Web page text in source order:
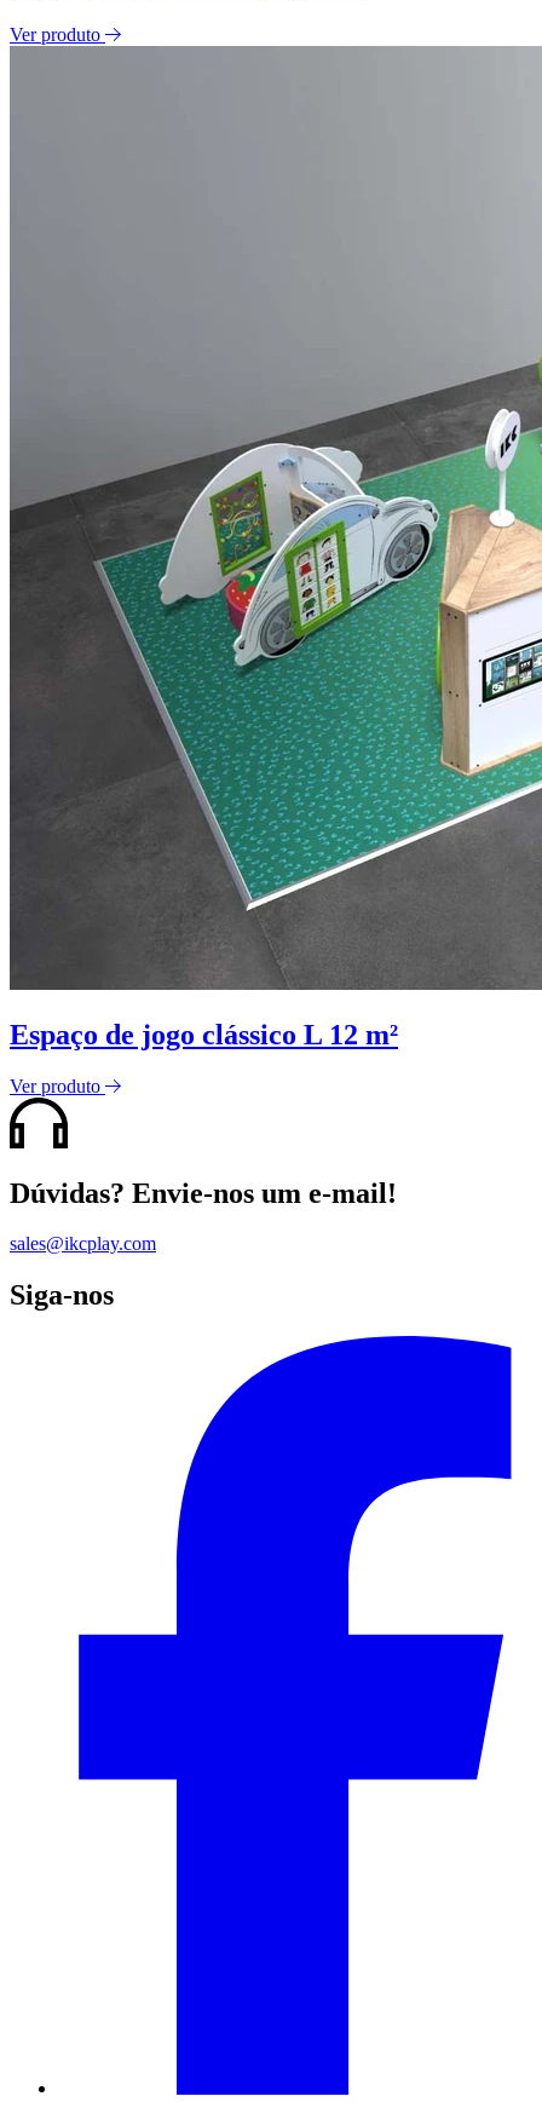
Ver produto
Espaço de jogo clássico L 12 m²
Ver produto
Dúvidas? Envie-nos um e-mail!
sales@ikcplay.com
Siga-nos